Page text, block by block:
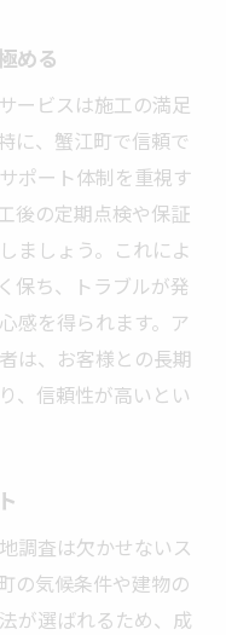
める
ービスは施工の満足
に、蟹江町で信頼で
ポート体制を重視す
後の定期点検や保証
ましょう。これによ
保ち、トラブルが発
感を得られます。ア
は、お客様との長期
、信頼性が高いとい
調査は欠かせないス
の気候条件や建物の
が選ばれるため、成